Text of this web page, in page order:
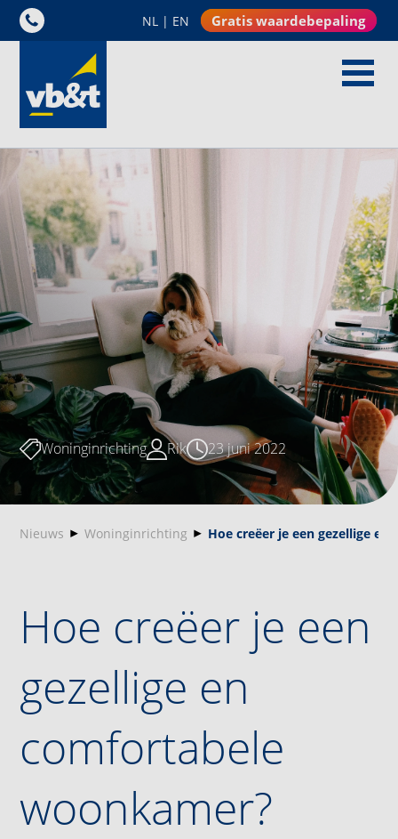
NL | EN Gratis waardebepaling
Woninginrichting Rik 23 juni 2022
Nieuws Woninginrichting Hoe creëer je een gezellige
Hoe creëer je een
gezellige en
comfortabele
woonkamer?